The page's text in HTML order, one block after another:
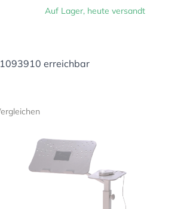
Auf Lager, heute versandt
erreichbar